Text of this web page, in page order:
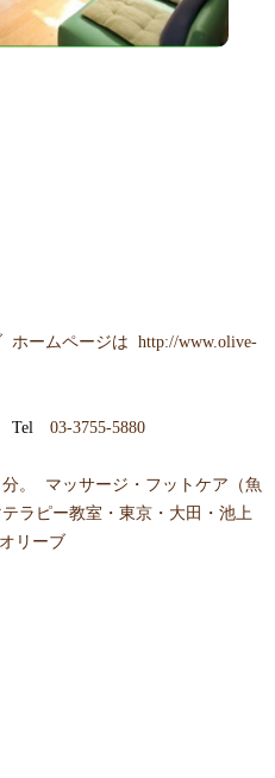
ホームページは http://www.olive-
03-3755-5880
。 マッサージ・フットケア（魚
ラピー教室・東京・大田・池上
リーブ